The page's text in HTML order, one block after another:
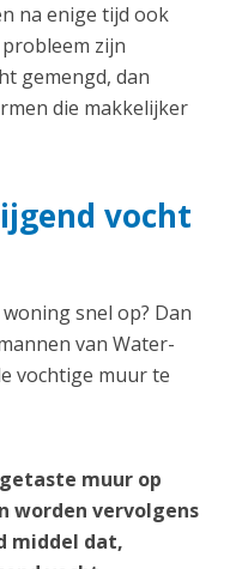
na enige tijd ook
zijn
gemengd, dan
die makkelijker
vocht
snel op? Dan
van Water-
vochtige muur te
muur op
worden vervolgens
middel dat,